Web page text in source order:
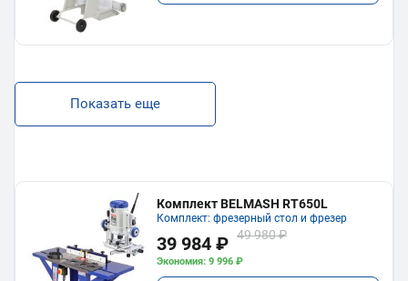
Показать еще
Комплект BELMASH RT650L
Комплект: фрезерный стол и фрезер
39 984 ₽ 49 980 ₽
Экономия: 9 996 ₽